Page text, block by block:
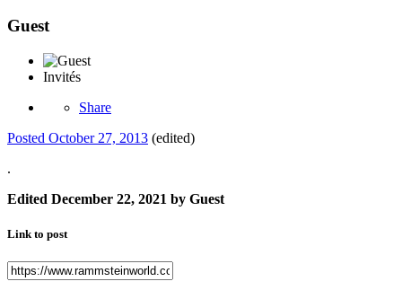
Guest
Invités
Share
Posted October 27, 2013 (edited)
.
Edited December 22, 2021 by Guest
Link to post